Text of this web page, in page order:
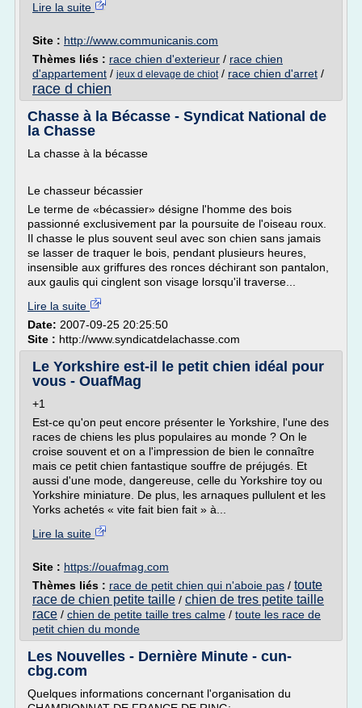
Lire la suite
Site : http://www.communicanis.com
Thèmes liés : race chien d'exterieur / race chien
d'appartement / jeux d elevage de chiot/ race chien d'arret /
race d chien
Chasse à la Bécasse - Syndicat National de
la Chasse
La chasse à la bécasse
Le chasseur bécassier
Le terme de «bécassier» désigne l'homme des bois
passionné exclusivement par la poursuite de l'oiseau roux.
Il chasse le plus souvent seul avec son chien sans jamais
se lasser de traquer le bois, pendant plusieurs heures,
insensible aux griffures des ronces déchirant son pantalon,
aux gaulis qui cinglent son visage lorsqu'il traverse...
Lire la suite
Date: 2007-09-25 20:25:50
Site : http://www.syndicatdelachasse.com
Le Yorkshire est-il le petit chien idéal pour
vous - OuafMag
+1
Est-ce qu'on peut encore présenter le Yorkshire, l'une des
races de chiens les plus populaires au monde ? On le
croise souvent et on a l'impression de bien le connaître
mais ce petit chien fantastique souffre de préjugés. Et
aussi d'une mode, dangereuse, celle du Yorkshire toy ou
Yorkshire miniature. De plus, les arnaques pullulent et les
Yorks achetés « vite fait bien fait » à...
Lire la suite
Site : https://ouafmag.com
Thèmes liés : race de petit chien qui n'aboie pas / toute
race de chien petite taille / chien de tres petite taille
race / chien de petite taille tres calme / toute les race de
petit chien du monde
Les Nouvelles - Dernière Minute - cun-
cbg.com
Quelques informations concernant l'organisation du